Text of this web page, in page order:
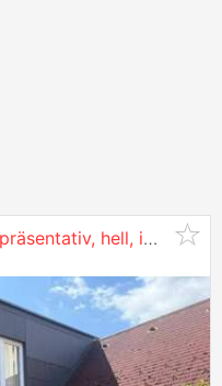
Büro, Praxis, Studio, Atelier repräsentativ, hell, im Zentrum